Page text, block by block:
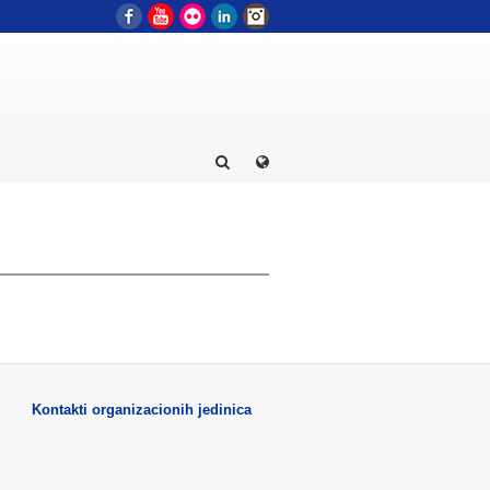
FacebookYouTube
Flickr LinkedIn
Kontakti organizacionih jedinica